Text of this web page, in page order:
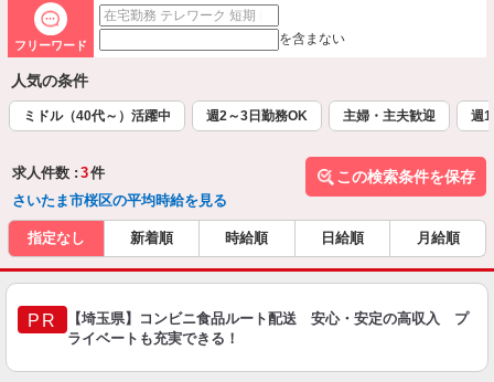
フリーワード を含まない
人気の条件
ミドル（40代～）活躍中 週2～3日勤務OK 主婦・主夫歓迎 週
求人件数 : 3件
さいたま市桜区の平均時給を見る
この検索条件を保存
指定なし 新着順 時給順 日給順 月給順
PR
【埼玉県】コンビニ食品ルート配送 安心・安定の高収入 プ
ライベートも充実できる！